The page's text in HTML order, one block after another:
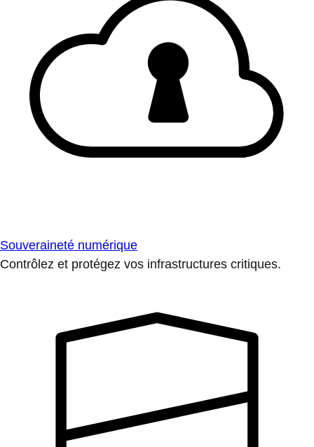
Souveraineté numérique
Contrôlez et protégez vos infrastructures critiques.